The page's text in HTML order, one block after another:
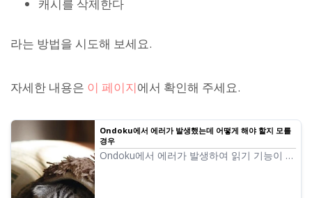
캐시를 삭제한다
라는 방법을 시도해 보세요.
자세한 내용은 이 페이지에서 확인해 주세요.
Ondoku에서 에러가 발생했는데 어떻게 해야 할지 모를
경우
Ondoku에서 에러가 발생하여 읽기 기능이 작